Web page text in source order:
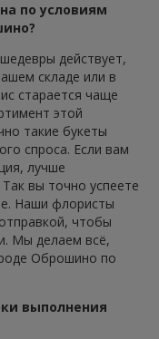
по условиям
действует,
складе или в
старается чаще
этой
такие букеты
спроса. Если вам
лучше
вы точно успеете
Наши флористы
чтобы
Мы делаем всё,
Оброшино по
выполнения